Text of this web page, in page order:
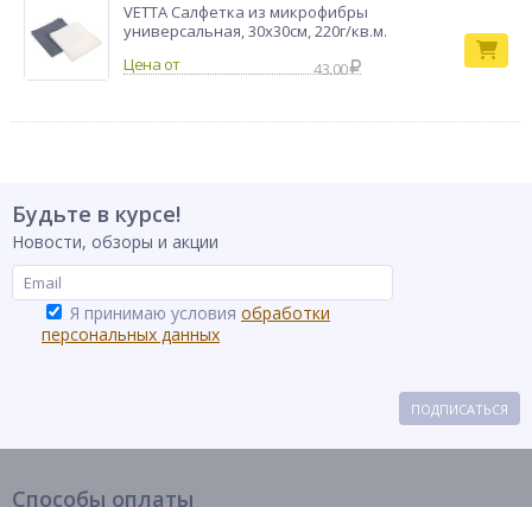
VETTA Салфетка из микрофибры
универсальная, 30х30см, 220г/кв.м.
43.00
Будьте в курсе!
Новости, обзоры и акции
Я принимаю условия обработки
персональных данных
ПОДПИСАТЬСЯ
Способы оплаты